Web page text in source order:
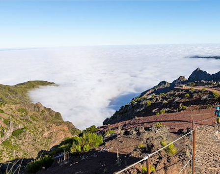
Souvent surnommée le jardin de l’Atlantique
, Madère est une
île dont les sentiers, bordés de fleurs vous mènent à la
découverte d’une vie agricole et rurale encore très présente.
Les plus sportifs opteront pourune randonnée sur les 3 plus
grands picos de l’île
Ruivo,Arieiro etGrandeou pour
lagrande traversée de Madère.
Toute proche, l’île dePorto Santooffre un visage différent et
de belles randonnées sur les sentiers des picos bordés de
De 1 250 à 2 000 $CAD
De 2 000 à 3 000 $CAD
Plus de 3 000 $CAD